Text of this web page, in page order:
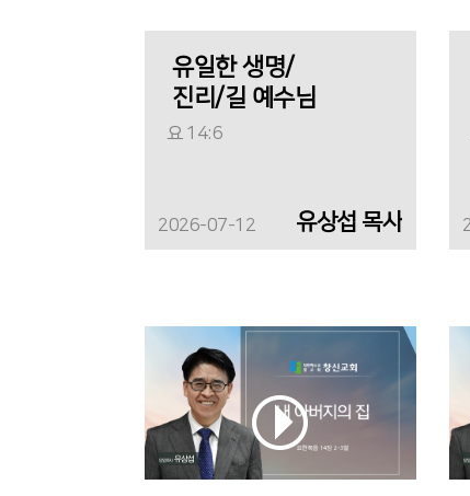
유일한 생명/
진리/길 예수님
요 14:6
2026-07-12 유상섭 목사